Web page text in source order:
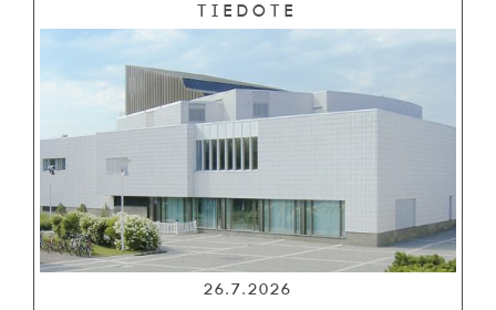
Tiedote
26.7.2026